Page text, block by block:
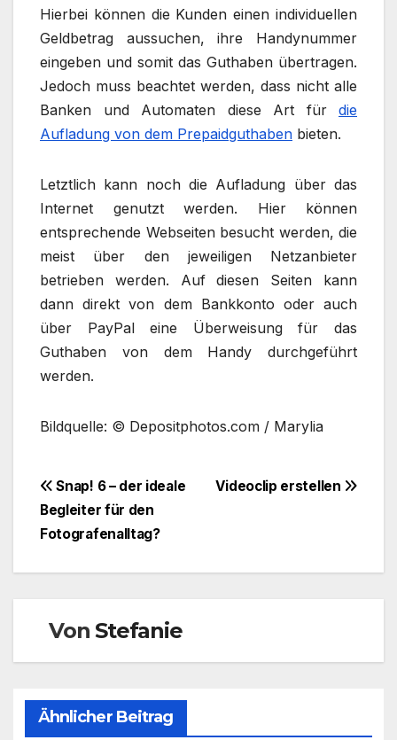
Hierbei können die Kunden einen individuellen
Geldbetrag aussuchen, ihre Handynummer
eingeben und somit das Guthaben übertragen.
Jedoch muss beachtet werden, dass nicht alle
Banken und Automaten diese Art für die
Aufladung von dem Prepaidguthaben bieten.
Letztlich kann noch die Aufladung über das
Internet genutzt werden. Hier können
entsprechende Webseiten besucht werden, die
meist über den jeweiligen Netzanbieter
betrieben werden. Auf diesen Seiten kann
dann direkt von dem Bankkonto oder auch
über PayPal eine Überweisung für das
Guthaben von dem Handy durchgeführt
werden.
Bildquelle: © Depositphotos.com / Marylia
Beitragsnavigation
Videoclip erstellen
Snap! 6 – der ideale
Begleiter für den
Fotografenalltag?
Von Stefanie
Ähnlicher Beitrag